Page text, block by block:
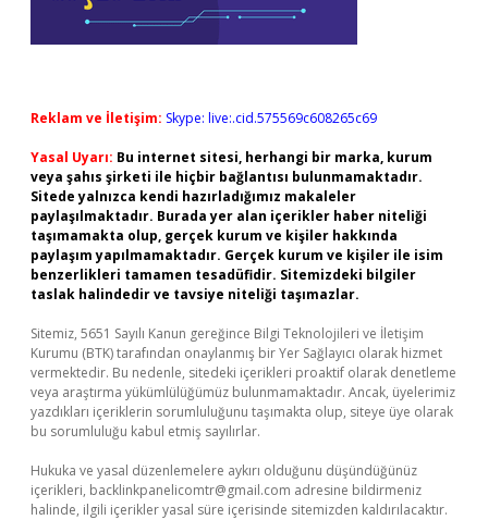
Reklam ve İletişim: Skype: live:.cid.575569c608265c69
Yasal Uyarı: Bu internet sitesi, herhangi bir marka, kurum
veya şahıs şirketi ile hiçbir bağlantısı bulunmamaktadır.
Sitede yalnızca kendi hazırladığımız makaleler
paylaşılmaktadır. Burada yer alan içerikler haber niteliği
taşımamakta olup, gerçek kurum ve kişiler hakkında
paylaşım yapılmamaktadır. Gerçek kurum ve kişiler ile isim
benzerlikleri tamamen tesadüfidir. Sitemizdeki bilgiler
taslak halindedir ve tavsiye niteliği taşımazlar.
Sitemiz, 5651 Sayılı Kanun gereğince Bilgi Teknolojileri ve İletişim
Kurumu (BTK) tarafından onaylanmış bir Yer Sağlayıcı olarak hizmet
vermektedir. Bu nedenle, sitedeki içerikleri proaktif olarak denetleme
veya araştırma yükümlülüğümüz bulunmamaktadır. Ancak, üyelerimiz
yazdıkları içeriklerin sorumluluğunu taşımakta olup, siteye üye olarak
bu sorumluluğu kabul etmiş sayılırlar.
Hukuka ve yasal düzenlemelere aykırı olduğunu düşündüğünüz
içerikleri, backlinkpanelicomtr@gmail.com adresine bildirmeniz
halinde, ilgili içerikler yasal süre içerisinde sitemizden kaldırılacaktır.